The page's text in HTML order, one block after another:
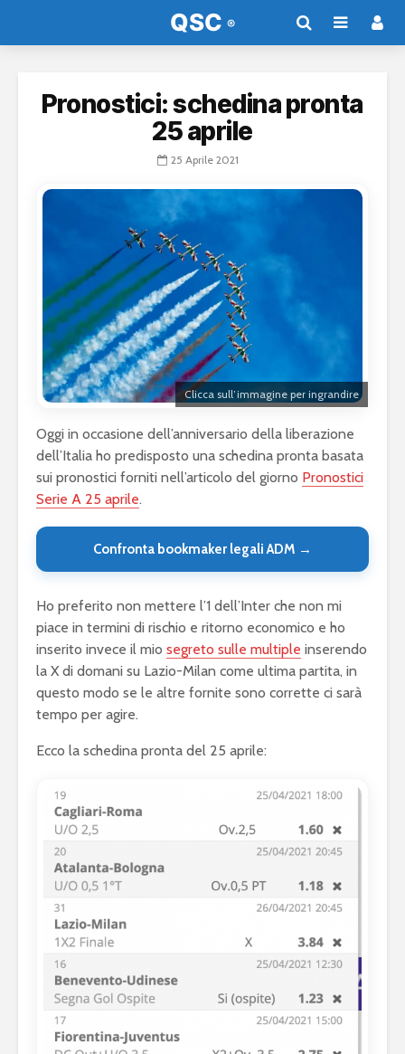
Pronostici: schedina pronta
25 aprile
25 Aprile 2021
Clicca sull’immagine per ingrandire
Oggi in occasione dell’anniversario della liberazione
dell’Italia ho predisposto una schedina pronta basata
sui pronostici forniti nell’articolo del giorno Pronostici
Serie A 25 aprile.
Confronta bookmaker legali ADM →
Ho preferito non mettere l’1 dell’Inter che non mi
piace in termini di rischio e ritorno economico e ho
inserito invece il mio segreto sulle multiple inserendo
la X di domani su Lazio-Milan come ultima partita, in
questo modo se le altre fornite sono corrette ci sarà
tempo per agire.
Ecco la schedina pronta del 25 aprile: